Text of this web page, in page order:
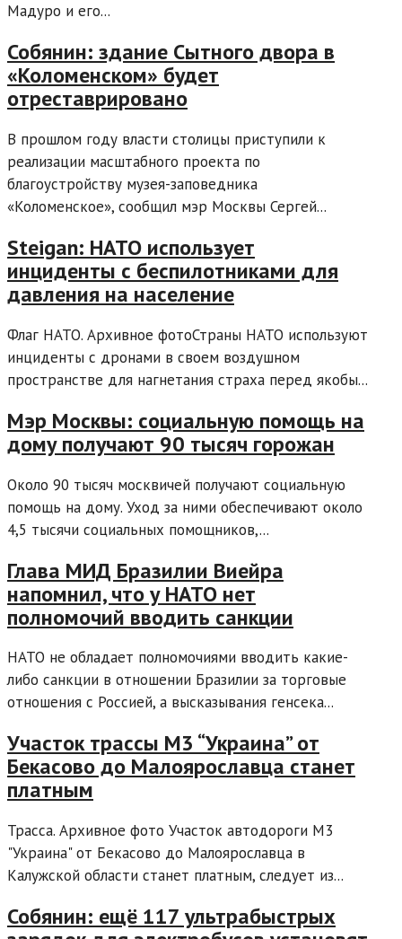
Мадуро и его...
Собянин: здание Сытного двора в
«Коломенском» будет
отреставрировано
В прошлом году власти столицы приступили к
реализации масштабного проекта по
благоустройству музея-заповедника
«Коломенское», сообщил мэр Москвы Сергей...
Steigan: НАТО использует
инциденты с беспилотниками для
давления на население
Флаг НАТО. Архивное фотоСтраны НАТО используют
инциденты с дронами в своем воздушном
пространстве для нагнетания страха перед якобы...
Мэр Москвы: социальную помощь на
дому получают 90 тысяч горожан
Около 90 тысяч москвичей получают социальную
помощь на дому. Уход за ними обеспечивают около
4,5 тысячи социальных помощников,...
Глава МИД Бразилии Виейра
напомнил, что у НАТО нет
полномочий вводить санкции
НАТО не обладает полномочиями вводить какие-
либо санкции в отношении Бразилии за торговые
отношения с Россией, а высказывания генсека...
Участок трассы М3 “Украина” от
Бекасово до Малоярославца станет
платным
Трасса. Архивное фото Участок автодороги М3
"Украина" от Бекасово до Малоярославца в
Калужской области станет платным, следует из...
Собянин: ещё 117 ультрабыстрых